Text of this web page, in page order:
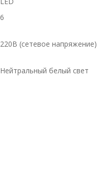
6
220В (сетевое напряжение)
Нейтральный белый свет